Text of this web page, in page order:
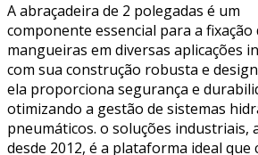
A abraçadeira de 2 polegadas é um
componente essencial para a fixação
mangueiras em diversas aplicações
com sua construção robusta e
ela proporciona segurança e
otimizando a gestão de sistemas
pneumáticos. o soluções industriais,
desde 2012, é a plataforma ideal que